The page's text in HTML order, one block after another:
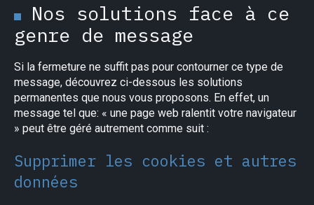
Nos solutions face à ce
genre de message
Si la fermeture ne suffit pas pour contourner ce type de
message, découvrez ci-dessous les solutions
permanentes que nous vous proposons. En effet, un
message tel que: « une page web ralentit votre navigateur
» peut être géré autrement comme suit :
Supprimer les cookies et autres
données